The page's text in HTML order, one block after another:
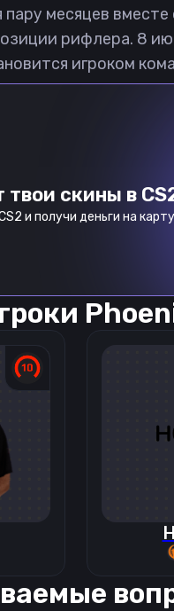
пару месяцев
рифлера. 8
игроком
твои скины в
и получи деньги на